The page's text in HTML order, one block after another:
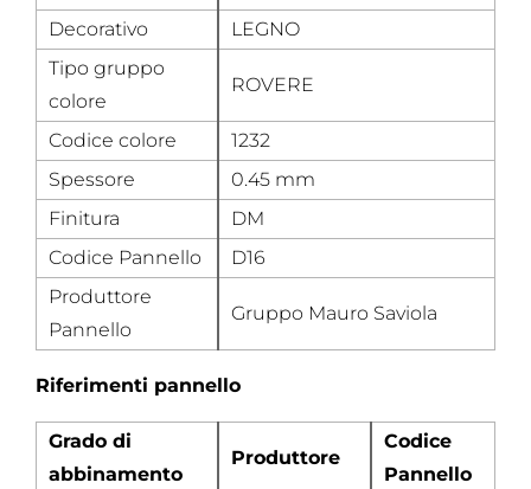
Decorativo
LEGNO
Tipo gruppo
colore
ROVERE
Codice colore
1232
Spessore
0.45 mm
Finitura
DM
Codice Pannello
D16
Produttore
Pannello
Gruppo Mauro Saviola
Riferimenti pannello
Grado di
abbinamento
Produttore
Codice
Pannello